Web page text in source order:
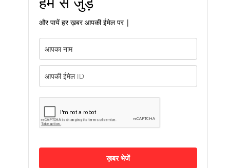
और पायें हर ख़बर आपकी ईमेल पर |
ख़बर भेजें